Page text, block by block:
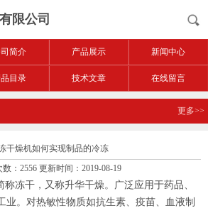
限公司
简介 产品展示 新闻中心
目录 技术文章 在线留言
更多>>
干燥机如何实现制品的冷冻
数：2556 更新时间：2019-08-19
冻干，又称升华干燥。广泛应用于药品、
业。对热敏性物质如抗生素、疫苗、血液制